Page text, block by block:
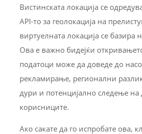
Вистинската локација се
API-то за геолокација на
виртуелната локација се базира
Ова е важно бидејќи
податоци може да доведе до
рекламирање, регионални
дури и потенцијално следење
корисниците.
Ако сакате да го испробате ова,